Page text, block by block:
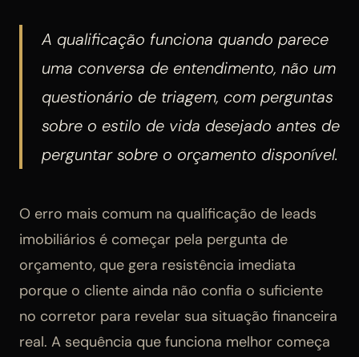
A qualificação funciona quando parece
uma conversa de entendimento, não um
questionário de triagem, com perguntas
sobre o estilo de vida desejado antes de
perguntar sobre o orçamento disponível.
O erro mais comum na qualificação de leads
imobiliários é começar pela pergunta de
orçamento, que gera resistência imediata
porque o cliente ainda não confia o suficiente
no corretor para revelar sua situação financeira
real. A sequência que funciona melhor começa